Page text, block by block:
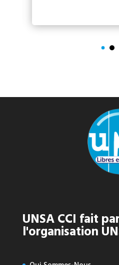
UNSA CCI fait
l'organisation